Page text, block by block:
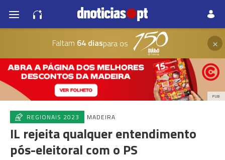
Faltam 64 diaspara os ×
PUB
REGIONAIS 2023 MADEIRA
IL rejeita qualquer entendimento
pós-eleitoral com o PS